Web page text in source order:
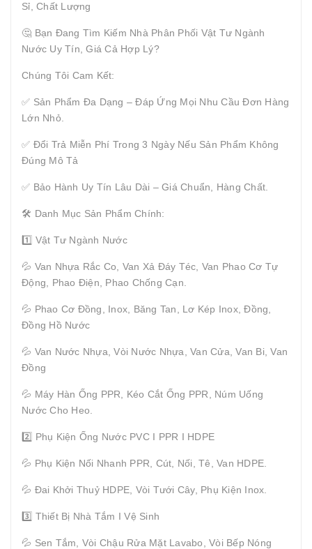
Sỉ, Chất Lượng
🤔 Bạn Đang Tìm Kiếm Nhà Phân Phối Vật Tư Ngành
Nước Uy Tín, Giá Cả Hợp Lý?
Chúng Tôi Cam Kết:
✅ Sản Phẩm Đa Dạng – Đáp Ứng Mọi Nhu Cầu Đơn Hàng
Lớn Nhỏ.
✅ Đổi Trả Miễn Phí Trong 3 Ngày Nếu Sản Phẩm Không
Đúng Mô Tả
✅ Bảo Hành Uy Tín Lâu Dài – Giá Chuẩn, Hàng Chất.
🛠 Danh Mục Sản Phẩm Chính:
1️⃣ Vật Tư Ngành Nước
💦 Van Nhựa Rắc Co, Van Xả Đáy Téc, Van Phao Cơ Tự
Động, Phao Điện, Phao Chống Cạn.
💦 Phao Cơ Đồng, Inox, Băng Tan, Lơ Kép Inox, Đồng,
Đồng Hồ Nước
💦 Van Nước Nhựa, Vòi Nước Nhựa, Van Cửa, Van Bi, Van
Đồng
💦 Máy Hàn Ống PPR, Kéo Cắt Ống PPR, Núm Uống
Nước Cho Heo.
2️⃣ Phụ Kiện Ống Nước PVC I PPR I HDPE
💦 Phụ Kiện Nối Nhanh PPR, Cút, Nối, Tê, Van HDPE.
💦 Đai Khởi Thuỷ HDPE, Vòi Tưới Cây, Phụ Kiện Inox.
3️⃣ Thiết Bị Nhà Tắm I Vệ Sinh
💦 Sen Tắm, Vòi Chậu Rửa Mặt Lavabo, Vòi Bếp Nóng